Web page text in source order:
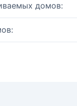
домов: